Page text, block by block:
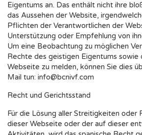
Eigentums an. Das enthält nicht ihre
das Aussehen der Website,
Pflichten der Verantwortlichen der
Unterstützung oder Empfehlung von
Um eine Beobachtung zu möglichen
Rechte des geistigen Eigentums sowie
Webseite zu melden, können Sie dies
Mail tun: info@bcnivf.com
Recht und Gerichtsstand
Für die Lösung aller Streitigkeiten oder
dieser Webseite oder der auf dieser